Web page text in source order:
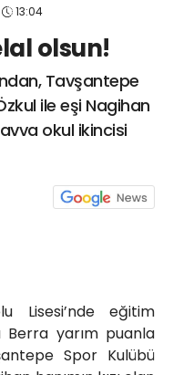
13:04
olsun!
Tavşantepe
ile eşi Nagihan
okul ikincisi
Lisesi’nde eğitim
Berra yarım puanla
Spor Kulübü